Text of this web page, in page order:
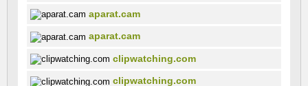
aparat.cam
aparat.cam
clipwatching.com
clipwatching.com